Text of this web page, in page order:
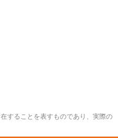
することを表すものであり、実際の